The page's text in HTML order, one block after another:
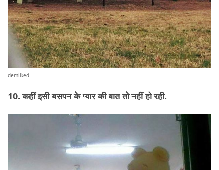
demilked
10. कहीं इसी बसपन के प्यार की बात तो नहीं हो रही.